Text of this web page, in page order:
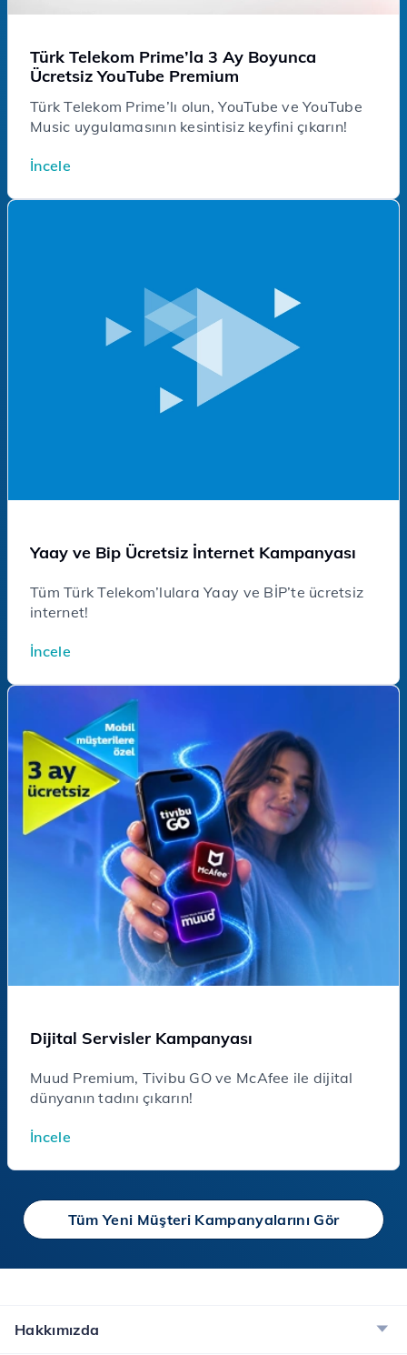
Türk Telekom Prime’la 3 Ay Boyunca
Ücretsiz YouTube Premium
Türk Telekom Prime’lı olun, YouTube ve YouTube
Music uygulamasının kesintisiz keyfini çıkarın!
İncele
Yaay ve Bip Ücretsiz İnternet Kampanyası
Tüm Türk Telekom’lulara Yaay ve BİP’te ücretsiz
internet!
İncele
Dijital Servisler Kampanyası
Muud Premium, Tivibu GO ve McAfee ile dijital
dünyanın tadını çıkarın!
İncele
Tüm Yeni Müşteri Kampanyalarını Gör
Hakkımızda